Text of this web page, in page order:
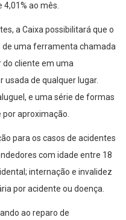
ao mês.
a Caixa possibilitará que o
uma ferramenta chamada
cliente em uma
usada de qualquer lugar.
e uma série de formas
aproximação.
para os casos de acidentes
com idade entre 18
internação e invalidez
por acidente ou doença.
ao reparo de